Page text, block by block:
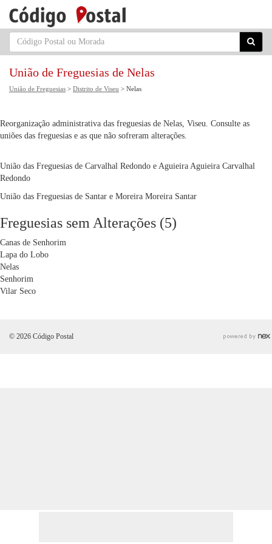
União de Freguesias de Nelas
União de Freguesias > Distrito de Viseu > Nelas
Reorganização administrativa das freguesias de Nelas, Viseu. Consulte as
uniões das freguesias e as que não sofreram alterações.
União das Freguesias de Carvalhal Redondo e Aguieira Aguieira Carvalhal
Redondo
União das Freguesias de Santar e Moreira Moreira Santar
Freguesias sem Alterações (5)
Canas de Senhorim
Lapa do Lobo
Nelas
Senhorim
Vilar Seco
© 2026 Código Postal